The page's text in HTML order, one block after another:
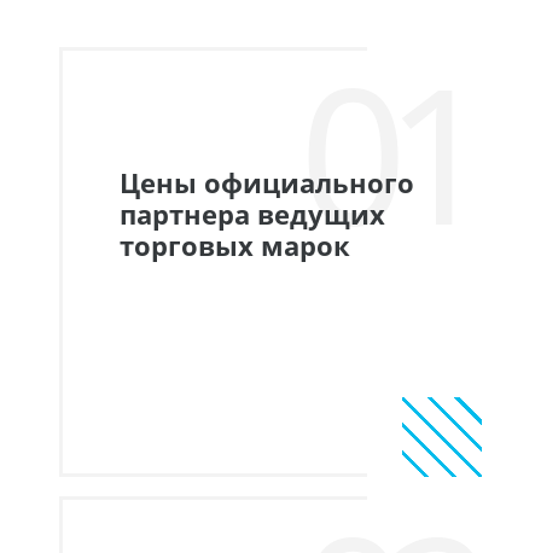
01
Цены официального
партнера ведущих
торговых марок